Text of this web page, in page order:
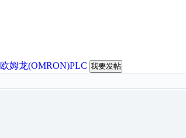
欧姆龙(OMRON)PLC 我要发帖